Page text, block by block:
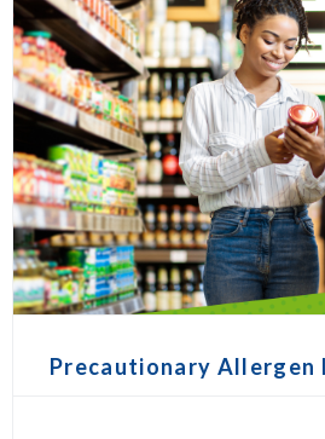
Precautionary Allergen